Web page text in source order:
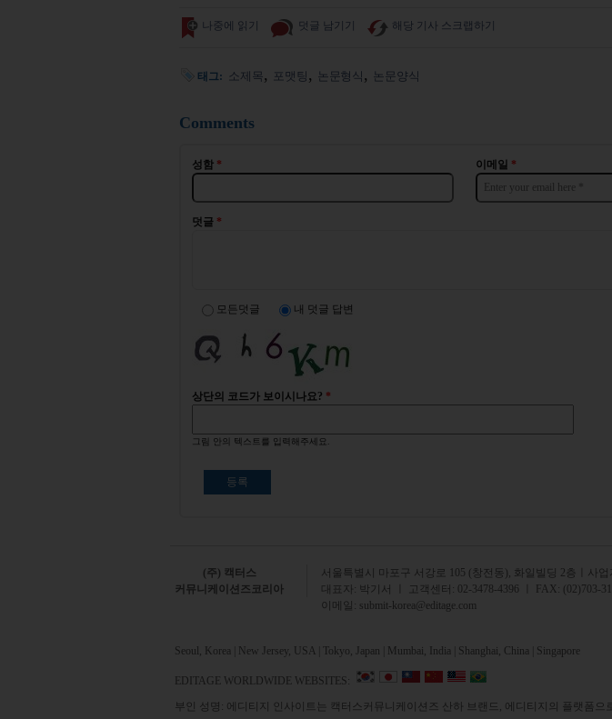
나중에 읽기 덧글 남기기 해당 기사 스크랩하기
태그: 소제목 포맷팅 논문형식 논문양식
Comments
성함 * 이메일 *
덧글 *
모든덧글 내 덧글 답변
상단의 코드가 보이시나요? *
그림 안의 텍스트를 입력해주세요.
(주) 캑터스
커뮤니케이션즈코리아
서 울특별시 마포구 서강로 105 (창전동), 화일빌딩 2 층
ㅣ사
대표자: 박기서 ㅣ 고객센터:
02-3478-4396 ㅣ FAX: (02)703-
이메일: submit-korea@editage.com
Seoul, Korea | New Jersey, USA | Tokyo, Japan | Mumbai, India | Shanghai, China | Singapore
EDITAGE WORLDWIDE WEBSITES:
부인 성명: 에디티지 인사이트는 캑터스커뮤니케이션즈 산하 브랜드, 에디티지의 플랫폼